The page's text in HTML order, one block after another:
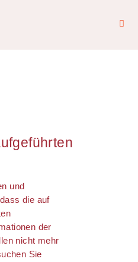
und
die auf
der
nicht mehr
Sie